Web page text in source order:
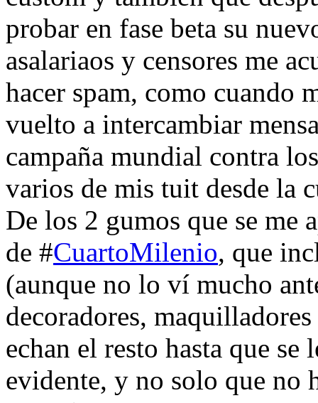
probar en fase beta su
asalariaos y censores me
hacer spam, como cuando
vuelto a intercambiar
campaña mundial contra
varios de mis tuit desde la
De los 2 gumos que se me
de #CuartoMilenio, que
(aunque no lo ví mucho
decoradores,
echan el resto hasta que se
evidente, y no solo que no